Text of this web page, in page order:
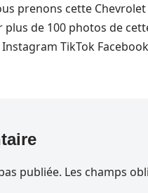
prenons cette
de 100 photos de
TikTok
publiée. Les champs